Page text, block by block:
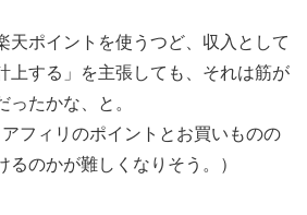
天ポイントを使うつど、収入として
上する」を主張しても、それは筋が
たかな、と。
アフィリのポイントとお買いものの
るのかが難しくなりそう。）